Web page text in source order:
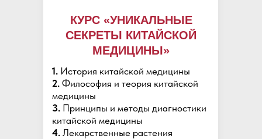
КУРС «УНИКАЛЬНЫЕ
СЕКРЕТЫ КИТАЙСКОЙ
МЕДИЦИНЫ»
1. История китайской медицины
2. Философия и теория китайской
медицины
3. Принципы и методы диагностики
китайской медицины
4. Лекарственные растения